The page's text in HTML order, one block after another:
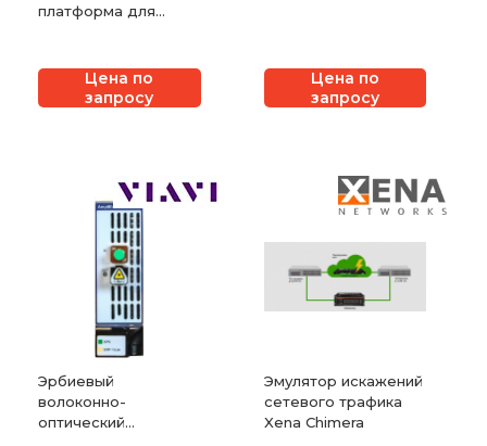
платформа для
Ethernet Xena
ValkyrieCompact
Цена по
запросу
Цена по
запросу
Эрбиевый
волоконно-
оптический
Эмулятор искажений
сетевого трафика
Xena Chimera